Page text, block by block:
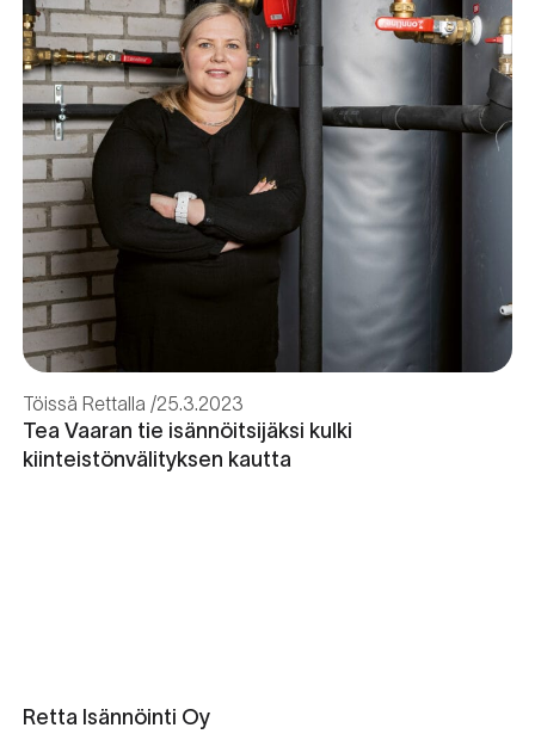
Töissä Rettalla 25.3.2023
Tea Vaaran tie isännöitsijäksi kulki
kiinteistönvälityksen kautta
Retta Isännöinti Oy